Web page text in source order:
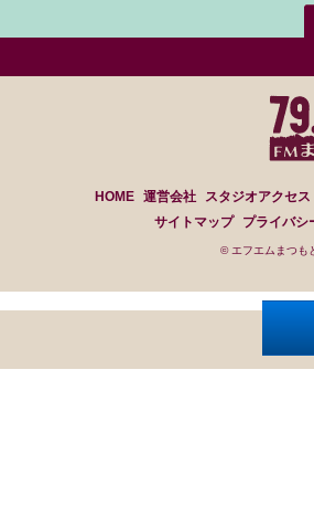
HOME 運営会社 スタジオアクセス
サイトマップ
プライバシ
© エフエムまつも